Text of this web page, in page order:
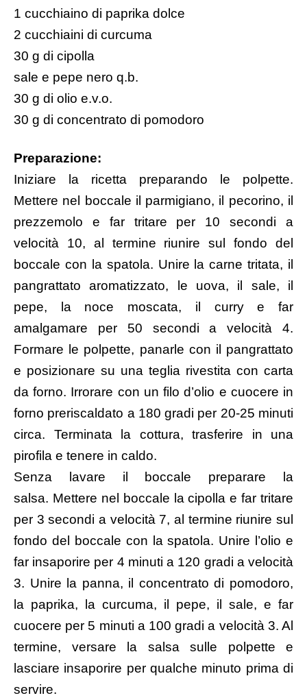
1 cucchiaino di paprika dolce
2 cucchiaini di curcuma
30 g di cipolla
sale e pepe nero q.b.
30 g di olio e.v.o.
30 g di concentrato di pomodoro
Preparazione:
Iniziare la ricetta preparando le polpette.
Mettere nel boccale il parmigiano, il pecorino, il
prezzemolo e far tritare per 10 secondi a
velocità 10, al termine riunire sul fondo del
boccale con la spatola. Unire la carne tritata, il
pangrattato aromatizzato, le uova, il sale, il
pepe, la noce moscata, il curry e far
amalgamare per 50 secondi a velocità 4.
Formare le polpette, panarle con il pangrattato
e posizionare su una teglia rivestita con carta
da forno. Irrorare con un filo d’olio e cuocere in
forno preriscaldato a 180 gradi per 20-25 minuti
circa. Terminata la cottura, trasferire in una
pirofila e tenere in caldo.
Senza lavare il boccale preparare la
salsa. Mettere nel boccale la cipolla e far tritare
per 3 secondi a velocità 7, al termine riunire sul
fondo del boccale con la spatola. Unire l’olio e
far insaporire per 4 minuti a 120 gradi a velocità
3. Unire la panna, il concentrato di pomodoro,
la paprika, la curcuma, il pepe, il sale, e far
cuocere per 5 minuti a 100 gradi a velocità 3. Al
termine, versare la salsa sulle polpette e
lasciare insaporire per qualche minuto prima di
servire.